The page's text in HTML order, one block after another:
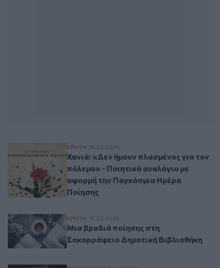
Χανιά: «Δεν ήμουν πλασμένος για τον
ΚΡΗΤΗ 16.03.2026
Χανιά: «Δεν ήμουν πλασμένος για τον
πόλεμο» - Ποιητικό αναλόγιο με
αφορμή την Παγκόσμια Ημέρα
Ποίησης
Μια βραδιά ποίησης στη Σακορράφειο
ΚΡΗΤΗ 16.03.2026
Μια βραδιά ποίησης στη
Σακορράφειο Δημοτική Βιβλιοθήκη